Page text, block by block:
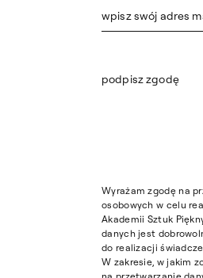
wpisz swój adres
podpisz zgodę
Wyrażam zgodę na
osobowych w celu
Akademii Sztuk
danych jest
do realizacji
W zakresie, w jakim